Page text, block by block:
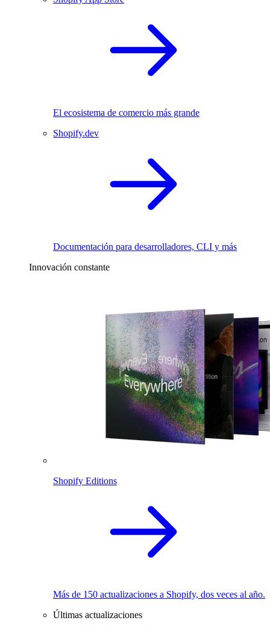
El ecosistema de comercio más grande
Shopify.dev
Documentación para desarrolladores, CLI y más
Innovación constante
Shopify Editions
Más de 150 actualizaciones a Shopify, dos veces al año.
Últimas actualizaciones